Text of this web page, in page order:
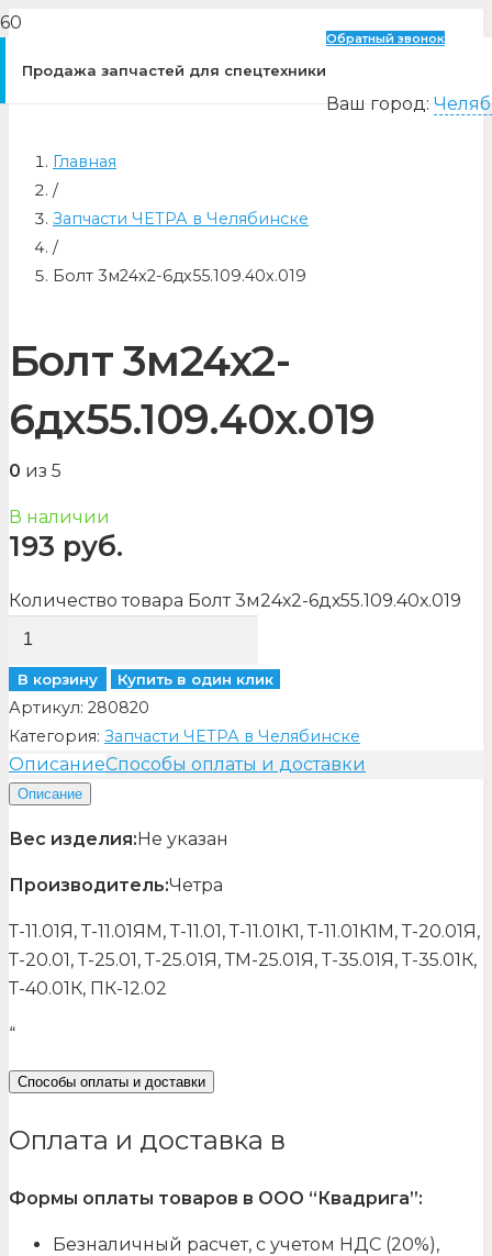
Продажа запчастей для спецтехники
Обратный звонок
Ваш город:
Главная
/
Запчасти ЧЕТРА в Челябинске
/
Болт 3м24х2-6дх55.109.40х.019
Болт 3м24х2-
6дх55.109.40х.019
0 из 5
В наличии
193 руб.
Количество товара Болт 3м24х2-6дх55.109.40х.019
В корзину Купить в один клик
Артикул: 280820
Категория: Запчасти ЧЕТРА в Челябинске
ОписаниеСпособы оплаты и доставки
Описание
Вес изделия:Не указан
Производитель:Четра
Т-11.01Я, Т-11.01ЯМ, Т-11.01, Т-11.01К1, Т-11.01К1М, Т-20.01Я,
Т-20.01, Т-25.01, Т-25.01Я, ТМ-25.01Я, Т-35.01Я, Т-35.01К,
Т-40.01К, ПК-12.02
“
Способы оплаты и доставки
Оплата и доставка в
Формы оплаты товаров в ООО “Квадрига”:
Безналичный расчет, с учетом НДС (20%),